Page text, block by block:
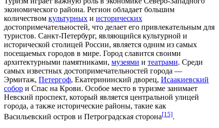
экономического района. Регион обладает большим
количеством культурных и исторических
достопримечательностей, что делает его привлекательным для
туристов. Санкт-Петербург, являющийся культурной и
исторической столицей России, является одним из самых
посещаемых городов в мире. Город славится своими
архитектурными памятниками, музеями и театрами. Среди
самых известных достопримечательностей города —
Эрмитаж, Петергоф, Екатерининский дворец, Исаакиевский
собор и Спас на Крови. Особое место в туризме занимает
Невский проспект, который является центральной улицей
города, а также исторические районы, такие как
Васильевский остров и Петроградская сторона[15].